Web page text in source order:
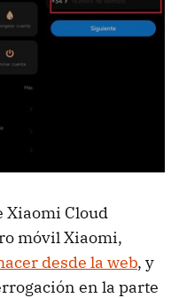
Xiaomi Cloud
móvil Xiaomi,
desde la web, y
en la parte